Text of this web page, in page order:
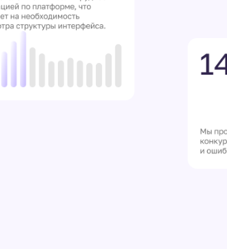
Maps, которые выявили основные
навигация, неудобная система фильтров,
длинный и сложный путь пользователя.
взаимодействие, ускорить поиск продукта
когнитивную нагрузку и сделать